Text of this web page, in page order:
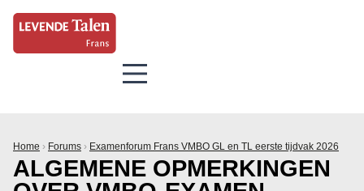
Home › Forums › Examenforum Frans VMBO GL en TL eerste tijdvak 2026
ALGEMENE OPMERKINGEN